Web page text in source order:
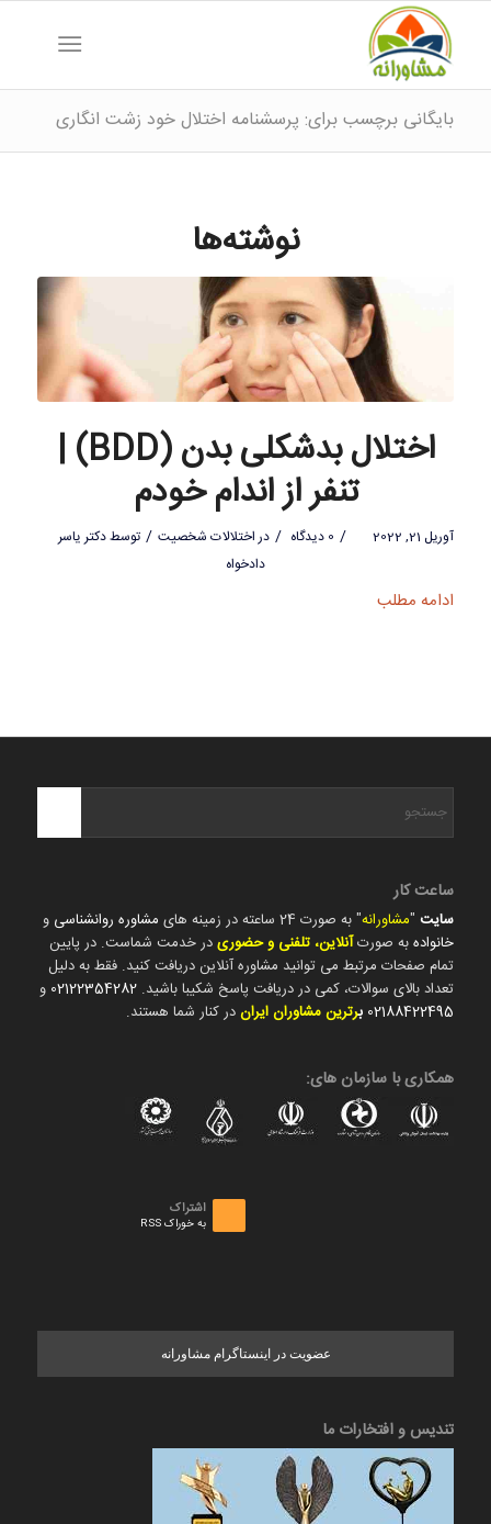
بایگانی برچسب برای: پرسشنامه اختلال خود زشت انگاری
نوشته‌ها
اختلال بدشکلی بدن (BDD) |
تنفر از اندام خودم
آوریل 21, 2022 / 0 دیدگاه / دراختلالات شخصیت / توسطدکتر یاسر
دادخواه
ادامه مطلب
ساعت کار
سایت"مشاورانه" به صورت 24 ساعته در زمینه های مشاوره روانشناسی و
خانوادهبه صورتآنلاین، تلفنی و حضوریدر خدمت شماست. در پایین
تمام صفحات مرتبط می توانید مشاوره آنلاین دریافت کنید. فقط به دلیل
تعداد بالای سوالات، کمی در دریافت پاسخ شکیبا باشید. 02122354282 و
02188422495 برترین مشاوران ایراندر کنار شما هستند.
همکاری با سازمان های:
اشتراک
به خوراک RSS
عضویت در اینستاگرام مشاورانه
تندیس و افتخارات ما